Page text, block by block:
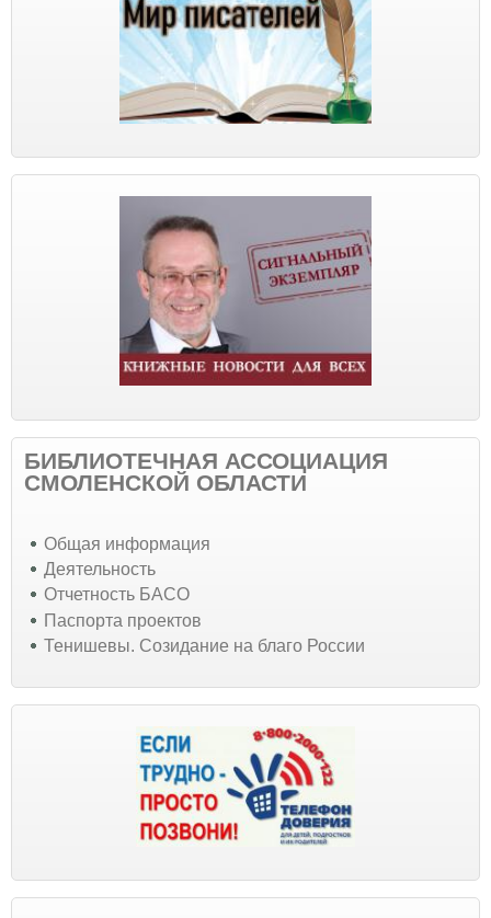
БИБЛИОТЕЧНАЯ АССОЦИАЦИЯ
СМОЛЕНСКОЙ ОБЛАСТИ
Общая информация
Деятельность
Отчетность БАСО
Паспорта проектов
Тенишевы. Созидание на благо России